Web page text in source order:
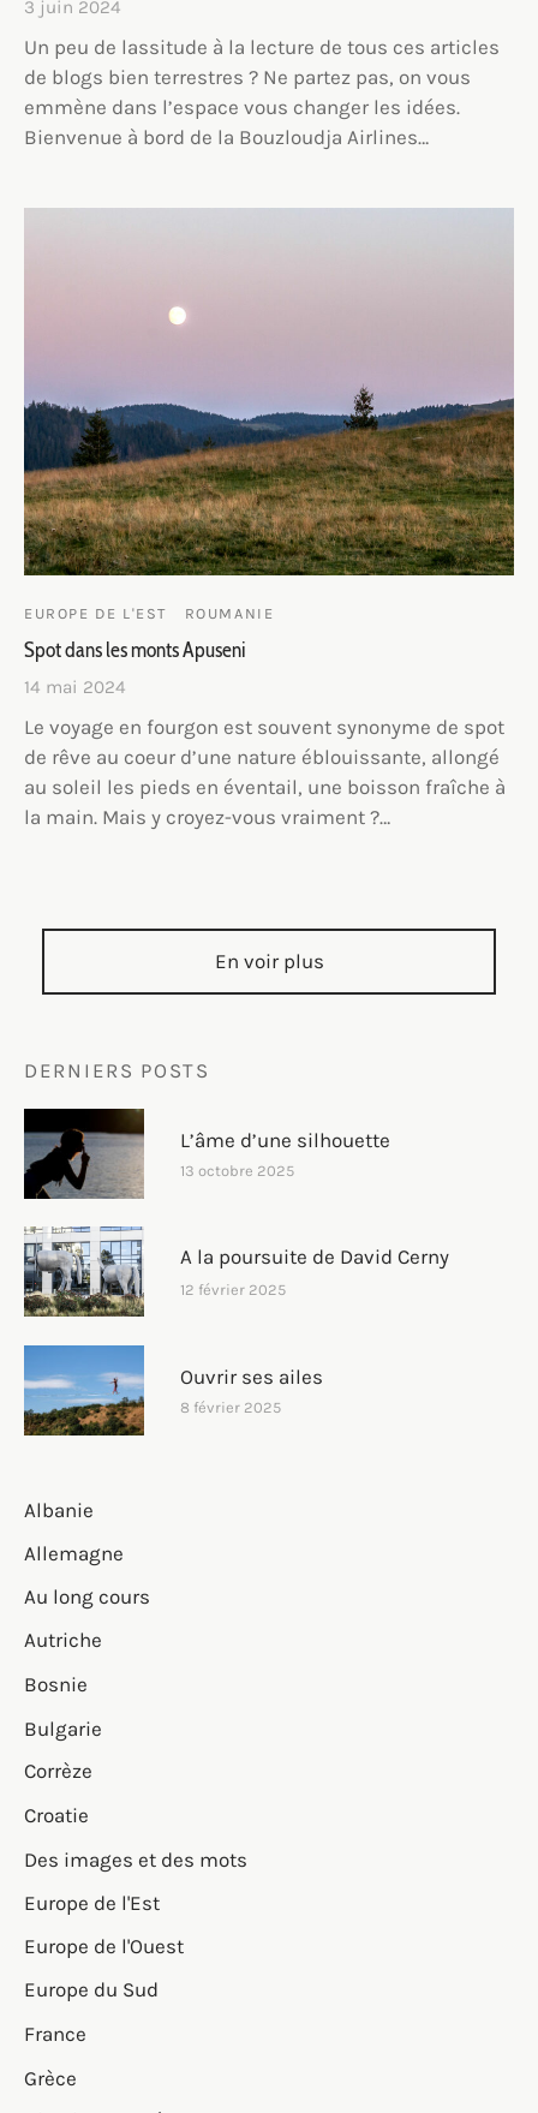
3 juin 2024
Un peu de lassitude à la lecture de tous ces articles
de blogs bien terrestres ? Ne partez pas, on vous
emmène dans l’espace vous changer les idées.
Bienvenue à bord de la Bouzloudja Airlines…
EUROPE DE L'EST ROUMANIE
Spot dans les monts Apuseni
14 mai 2024
Le voyage en fourgon est souvent synonyme de spot
de rêve au coeur d’une nature éblouissante, allongé
au soleil les pieds en éventail, une boisson fraîche à
la main. Mais y croyez-vous vraiment ?…
En voir plus
DERNIERS POSTS
L’âme d’une silhouette
13 octobre 2025
A la poursuite de David Cerny
12 février 2025
Ouvrir ses ailes
8 février 2025
Albanie
Allemagne
Au long cours
Autriche
Bosnie
Bulgarie
Corrèze
Croatie
Des images et des mots
Europe de l'Est
Europe de l'Ouest
Europe du Sud
France
Grèce